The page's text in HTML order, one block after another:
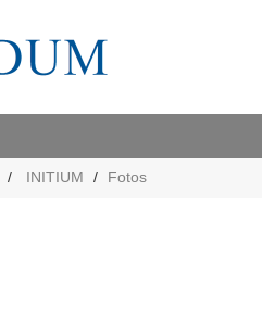
INITIUM Fotos